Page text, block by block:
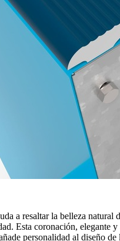
a resaltar la belleza natural
Esta coronación, elegante y
personalidad al diseño de